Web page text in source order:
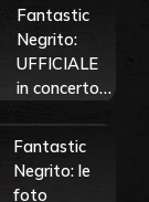
Fantastic
Negrito:
UFFICIALE
in concerto a
luglio 2026.
Tutte le info
e biglietti
Fantastic
Negrito: le
foto